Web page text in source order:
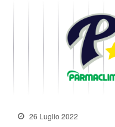
26 Luglio 2022